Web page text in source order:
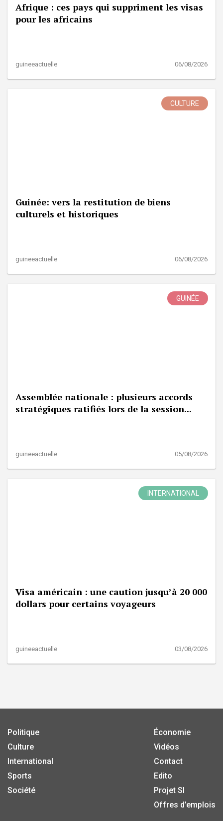
Afrique : ces pays qui suppriment les visas
pour les africains
guineeactuelle 06/08/2026
CULTURE
Guinée: vers la restitution de biens
culturels et historiques
guineeactuelle 06/08/2026
GUINÉE
Assemblée nationale : plusieurs accords
stratégiques ratifiés lors de la session...
guineeactuelle 05/08/2026
INTERNATIONAL
Visa américain : une caution jusqu’à 20 000
dollars pour certains voyageurs
guineeactuelle 03/08/2026
Politique
Culture
International
Sports
Société
Économie
Vidéos
Contact
Edito
Projet SI
Offres d’emplois